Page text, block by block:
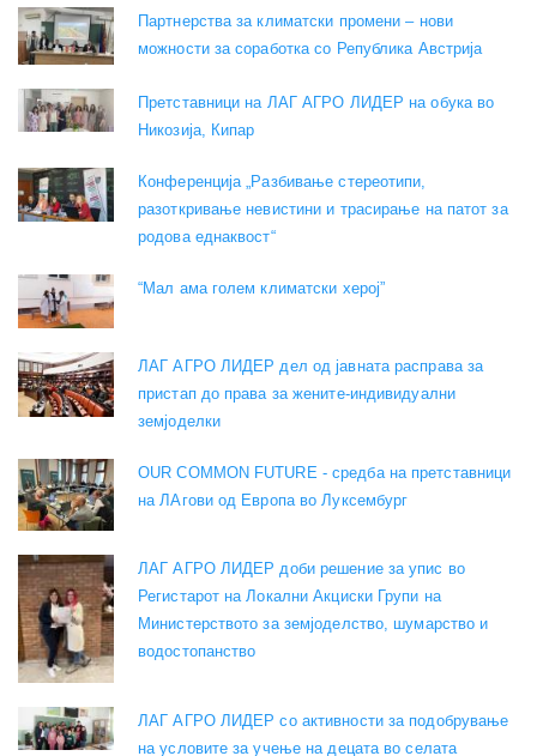
Партнерства за климатски промени – нови
можности за соработка со Република Австрија
Претставници на ЛАГ АГРО ЛИДЕР на обука во
Никозија, Кипар
Конференција „Разбивање стереотипи,
разоткривање невистини и трасирање на патот за
родова еднаквост“
“Мал ама голем климатски херој”
ЛАГ АГРО ЛИДЕР дел од јавната расправа за
пристап до права за жените-индивидуални
земјоделки
OUR COMMON FUTURE - средба на претставници
на ЛАгови од Европа во Луксембург
ЛАГ АГРО ЛИДЕР доби решение за упис во
Регистарот на Локални Акциски Групи на
Министерството за земјоделство, шумарство и
водостопанство
ЛАГ АГРО ЛИДЕР со активности за подобрување
на условите за учење на децата во селата